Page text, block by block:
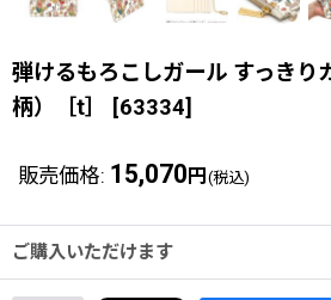
弾けるもろこしガール すっきり
柄）［t］
[63334]
販売価格: 15,070 円 (税込)
ご購入いただけます